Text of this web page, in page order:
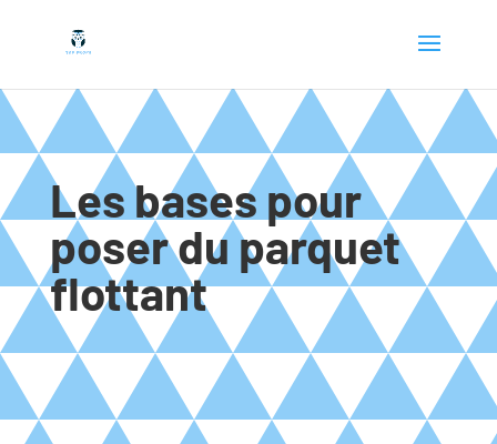
Les bases pour
poser du parquet
flottant